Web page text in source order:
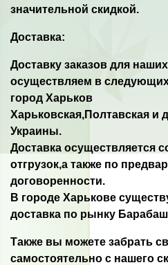
значительной скидкой.
Доставка:
Доставку заказов для
осуществляем в
город Харьков
Харьковская,Полтавская и
Украины.
Доставка осуществляется
отгрузок,а также по
договоренности.
В городе Харькове
доставка по рынку
Также вы можете забрать
самостоятельно с нашего